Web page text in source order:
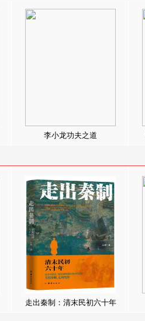
李小龙功夫之道
走出秦制：清末民初六十年